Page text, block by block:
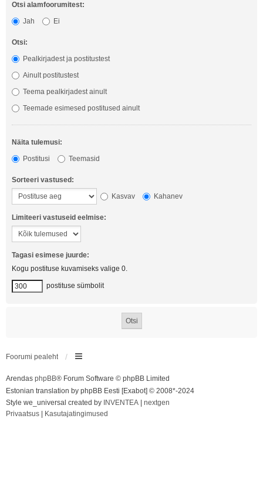
Otsi alamfoorumitest:
Jah
Ei
Otsi:
Pealkirjadest ja postitustest
Ainult postitustest
Teema pealkirjadest ainult
Teemade esimesed postitused ainult
Näita tulemusi:
Postitusi
Teemasid
Sorteeri vastused:
Kasvav
Kahanev
Limiteeri vastuseid eelmise:
Tagasi esimese juurde:
Kogu postituse kuvamiseks valige 0.
postituse sümbolit
Foorumi pealeht
Arendas phpBB® Forum Software © phpBB Limited
Estonian translation by phpBB Eesti [Exabot] © 2008*-2024
Style we_universal created by INVENTEA
nextgen
Privaatsus
Kasutajatingimused